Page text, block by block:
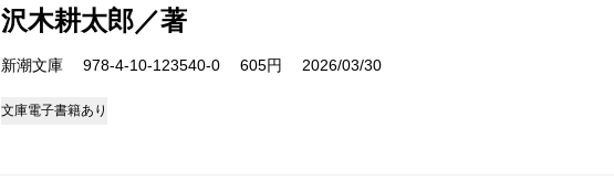
沢木耕太郎／著
新潮文庫 978-4-10-123540-0 605円 2026/03/30
文庫電子書籍あり